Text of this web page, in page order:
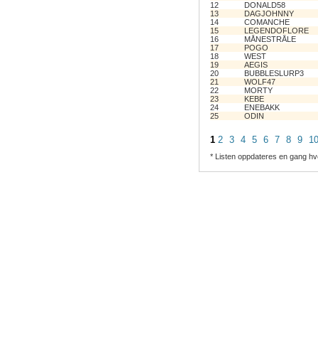
12
DONALD58
13
DAGJOHNNY
14
COMANCHE
15
LEGENDOFLORE
16
MÅNESTRÅLE
17
POGO
18
WEST
19
AEGIS
20
BUBBLESLURP3
21
WOLF47
22
MORTY
23
KEBE
24
ENEBAKK
25
ODIN
1 2 3 4 5 6 7 8 9 10
* Listen oppdateres en gang